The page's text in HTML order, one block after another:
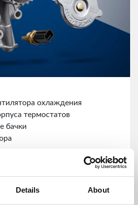
Details About
охлаждения
термостатов
бачки
деталей системы